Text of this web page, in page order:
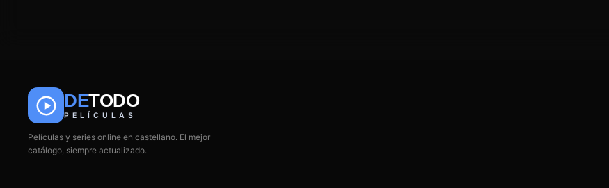
DETODO
PELÍCULAS
Películas y series online en castellano. El mejor
catálogo, siempre actualizado.